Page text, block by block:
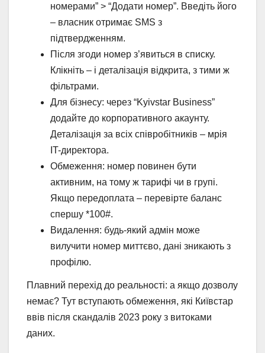
номерами” > “Додати номер”. Введіть його
– власник отримає SMS з
підтвердженням.
Після згоди номер з’явиться в списку.
Клікніть – і деталізація відкрита, з тими ж
фільтрами.
Для бізнесу: через “Kyivstar Business”
додайте до корпоративного акаунту.
Деталізація за всіх співробітників – мрія
IT-директора.
Обмеження: номер повинен бути
активним, на тому ж тарифі чи в групі.
Якщо передоплата – перевірте баланс
спершу *100#.
Видалення: будь-який адмін може
вилучити номер миттєво, дані зникають з
профілю.
Плавний перехід до реальності: а якщо дозволу
немає? Тут вступають обмеження, які Київстар
ввів після скандалів 2023 року з витоками
даних.